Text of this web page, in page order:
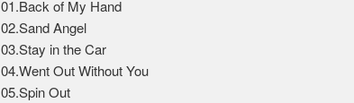
01.Back of My Hand
02.Sand Angel
03.Stay in the Car
04.Went Out Without You
05.Spin Out